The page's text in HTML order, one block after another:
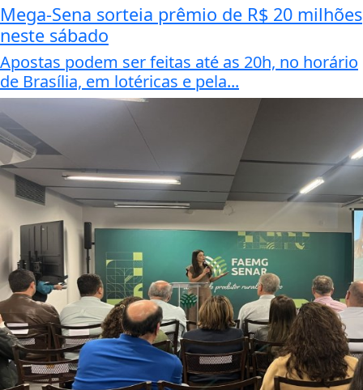
Mega-Sena sorteia prêmio de R$ 20 milhões
neste sábado
Apostas podem ser feitas até as 20h, no horário
de Brasília, em lotéricas e pela...